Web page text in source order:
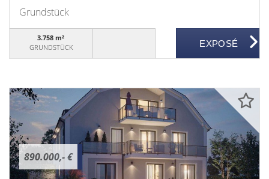
Grundstück
3.758 m²
GRUNDSTÜCK
890.000,- €